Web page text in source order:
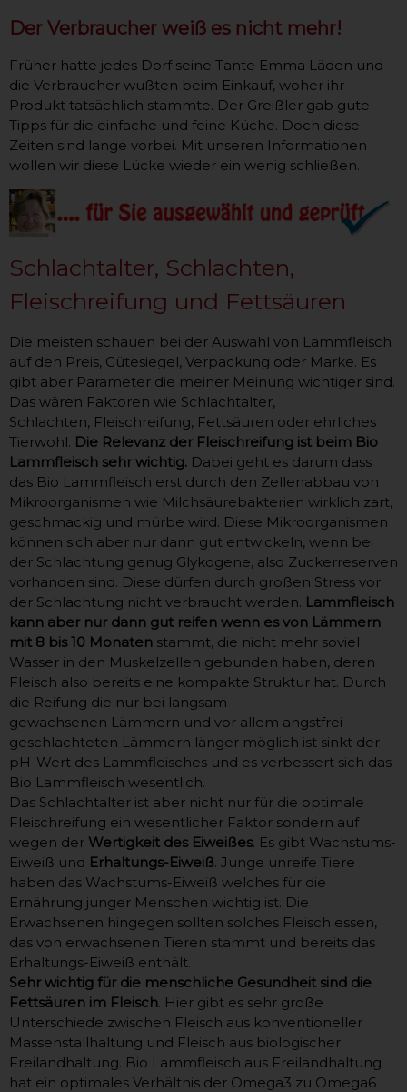
Der Verbraucher weiß es nicht mehr!
Früher hatte jedes Dorf seine Tante Emma Läden und
die Verbraucher wußten beim Einkauf, woher ihr
Produkt tatsächlich stammte. Der Greißler gab gute
Tipps für die einfache und feine Küche. Doch diese
Zeiten sind lange vorbei. Mit unseren Informationen
wollen wir diese Lücke wieder ein wenig schließen.
Schlachtalter, Schlachten,
Fleischreifung und Fettsäuren
Die meisten schauen bei der Auswahl von Lammfleisch
auf den Preis, Gütesiegel, Verpackung oder Marke. Es
gibt aber Parameter die meiner Meinung wichtiger sind.
Das wären Faktoren wie Schlachtalter,
Schlachten, Fleischreifung, Fettsäuren oder ehrliches
Tierwohl. Die Relevanz der Fleischreifung ist beim Bio
Lammfleisch sehr wichtig. Dabei geht es darum dass
das Bio Lammfleisch erst durch den Zellenabbau von
Mikroorganismen wie Milchsäurebakterien wirklich zart,
geschmackig und mürbe wird. Diese Mikroorganismen
können sich aber nur dann gut entwickeln, wenn bei
der Schlachtung genug Glykogene, also Zuckerreserven
vorhanden sind. Diese dürfen durch großen Stress vor
der Schlachtung nicht verbraucht werden. Lammfleisch
kann aber nur dann gut reifen wenn es von Lämmern
mit 8 bis 10 Monaten stammt, die nicht mehr soviel
Wasser in den Muskelzellen gebunden haben, deren
Fleisch also bereits eine kompakte Struktur hat. Durch
die Reifung die nur bei langsam
gewachsenen Lämmern und vor allem angstfrei
geschlachteten Lämmern länger möglich ist sinkt der
pH-Wert des Lammfleisches und es verbessert sich das
Bio Lammfleisch wesentlich.
Das Schlachtalter ist aber nicht nur für die optimale
Fleischreifung ein wesentlicher Faktor sondern auf
wegen der Wertigkeit des Eiweißes. Es gibt Wachstums-
Eiweiß und Erhaltungs-Eiweiß. Junge unreife Tiere
haben das Wachstums-Eiweiß welches für die
Ernährung junger Menschen wichtig ist. Die
Erwachsenen hingegen sollten solches Fleisch essen,
das von erwachsenen Tieren stammt und bereits das
Erhaltungs-Eiweiß enthält.
Sehr wichtig für die menschliche Gesundheit sind die
Fettsäuren im Fleisch. Hier gibt es sehr große
Unterschiede zwischen Fleisch aus konventioneller
Massenstallhaltung und Fleisch aus biologischer
Freilandhaltung. Bio Lammfleisch aus Freilandhaltung
hat ein optimales Verhältnis der Omega3 zu Omega6